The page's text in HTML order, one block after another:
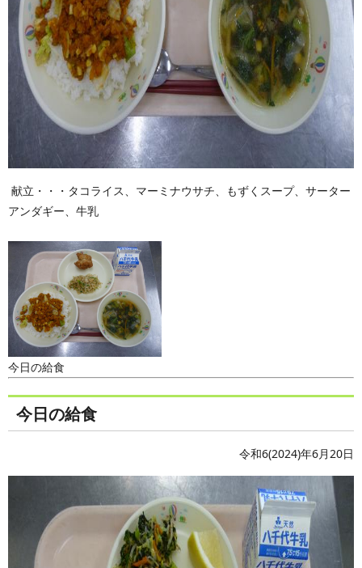
献立・・・タコライス、マーミナウサチ、もずくスープ、サーター
アンダギー、牛乳
今日の給食
今日の給食
令和6(2024)年6月20日